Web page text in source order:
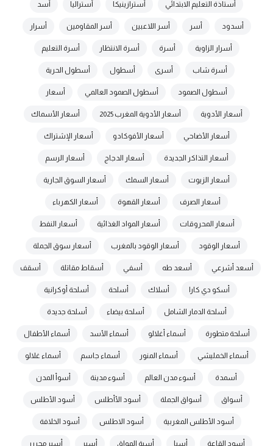
أستاذة التعليم الابتدائي أسترازينيكا أستراليا أسد
أسدود أسر أسر اللاعبين أسر المقاومين أسرار
أسرار الزاوية أسرة أسرة الانتظار أسرة التعليم
أسرة شاب أسرى أسطول أسطول الحرية
أسطول الصمود أسطول الصمود العالمي أسعار
أسعار الأدوية أسعار الأدوية المغرب 2025 أسعار الأسماك
أسعار الأضاحي أسعار الأفوكادو أسعار الإشتراك
أسعار التذاكر الجديدة أسعار الدجاج أسعار الرسم
أسعار الزيوت أسعار السمك أسعار السوق الجارية
أسعار الصرف أسعار القهوة أسعار الكهرباء
أسعار المحروقات أسعار المواد الغذائية أسعار النفط
أسعار الوقود أسعار الوقود بالمغرب أسعار سوق الجملة
أسعد أشرعي أسعد طه أسفي أسقاط مقاتلة أسقف
أسكو دي كارا أسلاك أسلحة أسلحة أوكرانية
أسلحة الدمار الشامل أسلحة بيضاء أسلحة جديدة
أسلحة متطورة أسماء أغلالو أسماء الأسد أسماء الأطفال
أسماء الخمليشي أسماء المنور أسماء جاسم أسماء غلالو
أسمدة أسوء مدن العالم أسوء مدينة أسوأ المدن
أسواق أسواق الجملة أسود الأأطلس أسود الأطلس
أسود الأطلس المغربية أسود الاطلس أسود الخلافة
أسود القاعة أسيا أسية المواق أسير أسير محررر